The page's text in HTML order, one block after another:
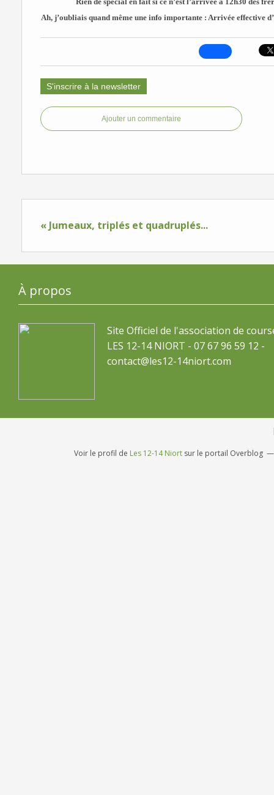
Ah, j’oubliais quand même une info importante : Arrivée effective
S'inscrire à la newsletter
Ajouter un commentaire
« Jumeaux, triplés et quadruplés...
À propos
Site Officiel de l'association de
LES 12-14 NIORT - 07 67 96 59 12 -
contact@les12-14niort.com
Voir le profil de Les 12-14 Niort sur le portail Overblog